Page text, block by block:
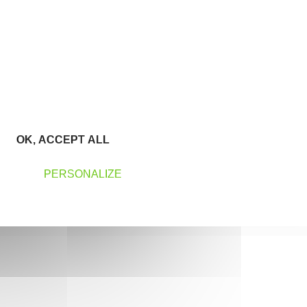
OK, ACCEPT ALL
PERSONALIZE